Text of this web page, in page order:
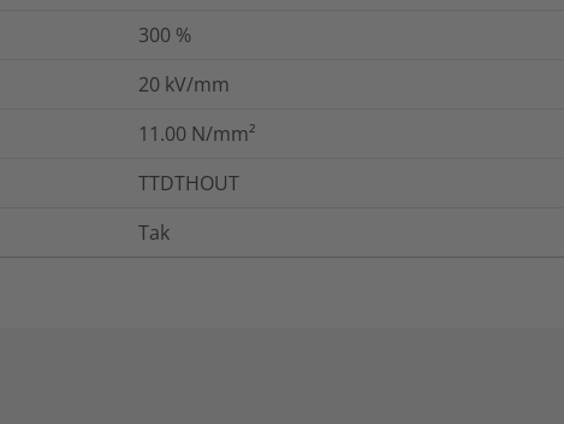
300 %
20 kV/mm
11.00 N/mm²
TTDTHOUT
Tak